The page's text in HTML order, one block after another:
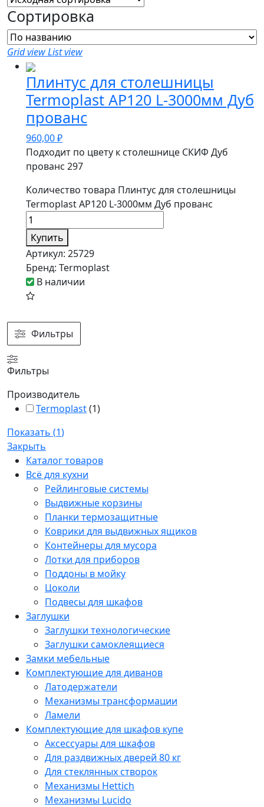
Фильтры
Фильтры
Производитель
Termoplast(1)
Показать (1)
Закрыть
Каталог товаров
Всё для кухни
Рейлинговые системы
Выдвижные корзины
Планки термозащитные
Коврики для выдвижных ящиков
Контейнеры для мусора
Лотки для приборов
Поддоны в мойку
Цоколи
Подвесы для шкафов
Заглушки
Заглушки технологические
Заглушки самоклеящиеся
Замки мебельные
Комплектующие для диванов
Латодержатели
Механизмы трансформации
Ламели
Комплектующие для шкафов купе
Аксессуары для шкафов
Для раздвижных дверей 80 кг
Для стеклянных створок
Механизмы Hettich
Механизмы Lucido
Сортировка
Grid viewList view
Плинтус для столешницы
Termoplast AP120 L-3000мм Дуб
прованс
960,00₽
Подходит по цвету к столешнице СКИФ Дуб
прованс 297
Количество товара Плинтус для столешницы
Termoplast AP120 L-3000мм Дуб прованс
Купить
Артикул: 25729
Бренд: Termoplast
В наличии